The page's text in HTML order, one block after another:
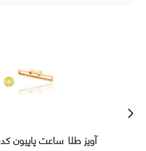
آویز طلا ساعت پاپیون کدW405